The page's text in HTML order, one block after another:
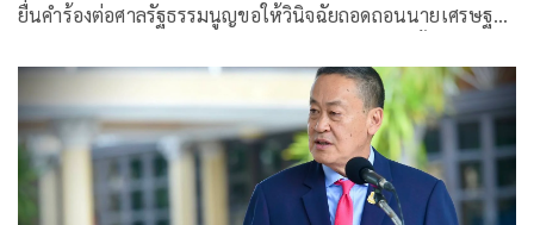
ยื่นคำร้องต่อศาลรัฐธรรมนูญขอให้วินิจฉัยถอดถอนนายเศรษฐา
ชื่นบาน เป็นรัฐมนตรี ทั้งที่ไม่มีคุณสมบัติตามรัฐธรรมนูญ